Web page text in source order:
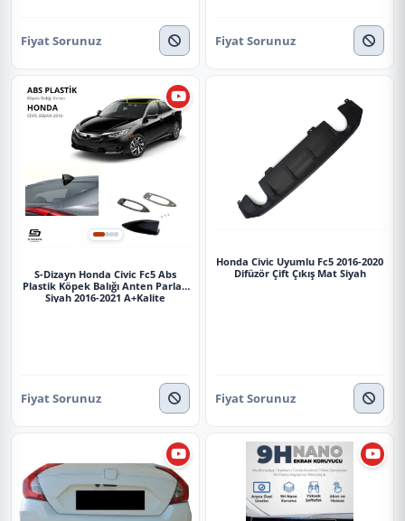
Sunplex HONDA Uyumlu CIVIC 2015-2021 Arası Chrome Style 4 Lü
Set Kromlu Cam Rüzgarlığı Ön Ve Arka Parça
Güvenli Teslimat
Siparişleriniz darbe emici özel ambalajlarla, kargoda zarar
görmeyecek şekilde paketlenerek tarafınıza ulaştırılır. %100
Müşteri memnuniyeti garantisiyle.
Fiyat Sorunuz Fiyat Sorunuz
S-Dizayn Honda Civic Fc5 Abs
Plastik Köpek Balığı Anten Parlak
Siyah 2016-2021 A+Kalite
Fiyat Sorunuz
Honda Civic Uyumlu Fc5 2016-2020
Difüzör Çift Çıkış Mat Siyah
Fiyat Sorunuz